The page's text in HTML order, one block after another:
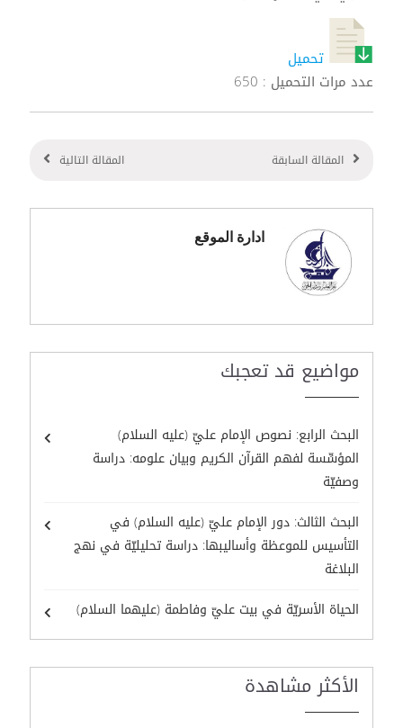
تحميل
عدد مرات التحميل : 650
المقالة السابقة المقالة التالية
ادارة الموقع
مواضيع قد تعجبك
البحث الرابع: نصوص الإمام عليّ (عليه السلام)
المؤسِّسة لفهم القرآن الكريم وبيان علومه: دراسة
وصفيّة
البحث الثالث: دور الإمام عليّ (عليه السلام) في
التأسيس للموعظة وأساليبها: دراسة تحليليّة في نهج
البلاغة
الحياة الأسريّة في بيت عليّ وفاطمة (عليهما السلام)
الأكثر مشاهدة